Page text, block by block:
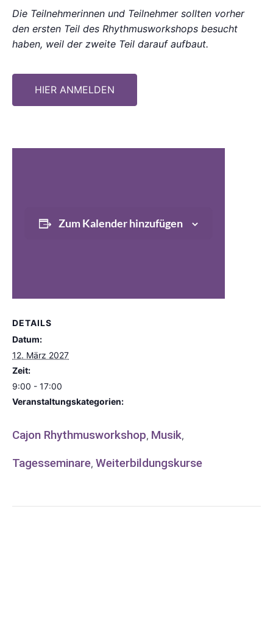
Die Teilnehmerinnen und Teilnehmer sollten vorher
den ersten Teil des Rhythmusworkshops besucht
haben, weil der zweite Teil darauf aufbaut.
HIER ANMELDEN
Zum Kalender hinzufügen
DETAILS
Datum:
12. März 2027
Zeit:
9:00 - 17:00
Veranstaltungskategorien:
Cajon Rhythmusworkshop, Musik,
Tagesseminare, Weiterbildungskurse